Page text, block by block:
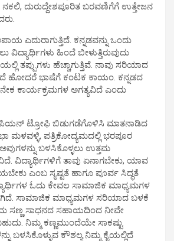
ನಕಲಿ, ದುರುದ್ದೇಶಪೂರಿತ ಬರವಣಿಗೆಗೆ ಉತ್ತೇಜನ
ಎದುರಾಗುತ್ತಿದೆ. ಕನ್ನಡವನ್ನು ಒಂದು
ಹಿಂದೆ ಬೀಳುತ್ತಿರುವುದು
ತಪ್ಪುಗಳು ಹೆಚ್ಚಾಗುತ್ತಿವೆ. ನಾವು ಸರಿಯಾದ
ಹೋದರೆ ಭಾಷೆಗೆ ಕಂಟಕ ಕಾಯಂ. ಕನ್ನಡದ
ಕಾರ್ಯಕ್ರಮಗಳ ಅಗತ್ಯವಿದೆ ಎಂದು
ಟ್ರೋಫಿ ಬಿಡುಗಡೆಗೊಳಿಸಿ ಮಾತನಾಡಿದ
ಮಳವಳ್ಳಿ, ಪತ್ರಿಕೋದ್ಯಮದಲ್ಲಿ ಭರಪೂರ
ಬಳಸಿಕೊಳ್ಳಲು ಉತ್ತಮ
ವಿದ್ಯಾರ್ಥಿಗಳಿಗೆ ತಾವು ಏನಾಗಬೇಕು, ಯಾವ
ಎಂಬ ಸೃಷ್ಟತೆ ಹಾಗೂ ಪೂರ್ವ ಸಿದ್ಧತೆ
ಓದು ಕೇವಲ ಸಾಮಾಜಿಕ ಮಾಧ್ಯಮಗಳ
ಸಾಮಾಜಿಕ ಮಾಧ್ಯಮಗಳ ಸರಿಯಾದ ಬಳಕೆ
ಸಣ್ಣ ಸಾಧನದ ಸಹಾಯದಿಂದ ನೀವೇ
ನಿಮ್ಮ ಕಣ್ಣಮುಂದೆಯೇ ಸಾಕಷ್ಟು
ಬಳಸಿಕೊಳ್ಳುವ ಕೌಶಲ್ಯ ನಿಮ್ಮ ಕೈಯಲ್ಲಿದೆ